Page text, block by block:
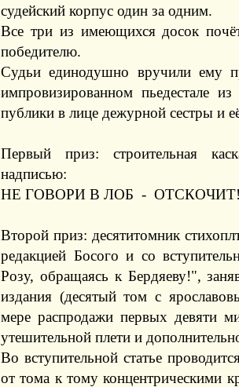
судейский корпус один за одним.
Все три из имеющихся досок
победителю.
Судьи единодушно вручили ему
импровизированном пьедестале
публики в лице дежурной сестры и
Первый приз: строительная
надписью:
НЕ ГОВОРИ В ЛОБ -
Второй приз: десятитомник
редакцией Босого и со
Розу, обращаясь к Бердяеву!",
издания (десятый том с
мере распродажи первых девяти
утешительной плети и
Во вступительной статье
от тома к тому концентрическими